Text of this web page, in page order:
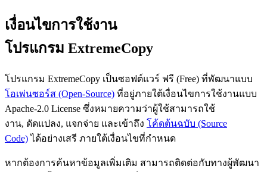
เงื่อนไขการใช้งาน
โปรแกรม ExtremeCopy
โปรแกรม ExtremeCopy เป็นซอฟต์แวร์ ฟรี (Free) ที่พัฒนาแบบ
โอเพ่นซอร์ส (Open-Source) ที่อยู่ภายใต้เงื่อนไขการใช้งานแบบ
Apache-2.0 License ซึ่งหมายความว่าผู้ใช้สามารถใช้
งาน, ดัดแปลง, แจกจ่าย และเข้าถึง โค้ดต้นฉบับ (Source
Code)ได้อย่างเสรี ภายใต้เงื่อนไขที่กำหนด
หากต้องการค้นหาข้อมูลเพิ่มเติม สามารถติดต่อกับทางผู้พัฒนา